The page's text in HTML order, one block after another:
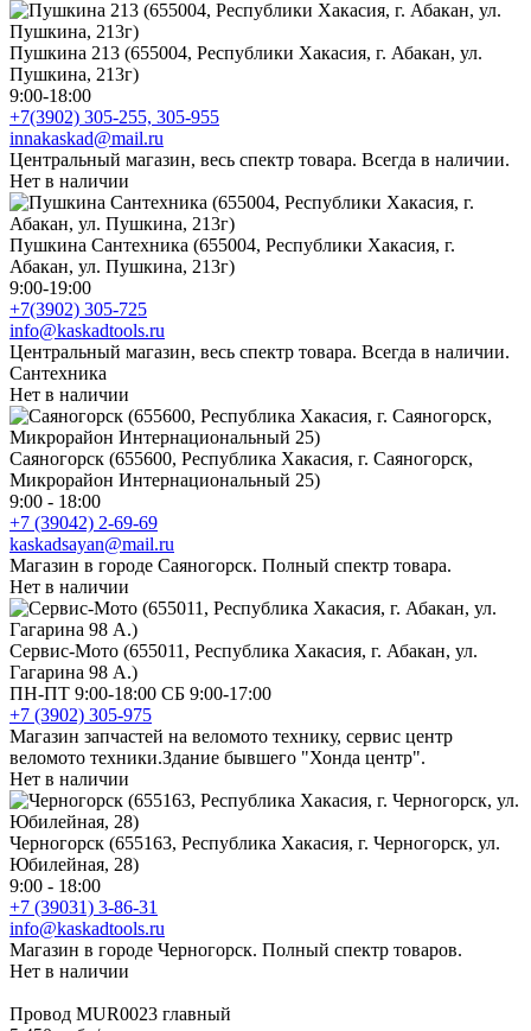
Пушкина 213 (655004, Республики Хакасия, г. Абакан, ул.
Пушкина, 213г)
9:00-18:00
+7(3902) 305-255, 305-955
innakaskad@mail.ru
Центральный магазин, весь спектр товара. Всегда в наличии.
Нет в наличии
Пушкина Сантехника (655004, Республики Хакасия, г.
Абакан, ул. Пушкина, 213г)
9:00-19:00
+7(3902) 305-725
info@kaskadtools.ru
Центральный магазин, весь спектр товара. Всегда в наличии.
Сантехника
Нет в наличии
Саяногорск (655600, Республика Хакасия, г. Саяногорск,
Микрорайон Интернациональный 25)
9:00 - 18:00
+7 (39042) 2-69-69
kaskadsayan@mail.ru
Магазин в городе Саяногорск. Полный спектр товара.
Нет в наличии
Сервис-Мото (655011, Республика Хакасия, г. Абакан, ул.
Гагарина 98 А.)
ПН-ПТ 9:00-18:00 СБ 9:00-17:00
+7 (3902) 305-975
Магазин запчастей на веломото технику, сервис центр
веломото техники.Здание бывшего "Хонда центр".
Нет в наличии
Черногорск (655163, Республика Хакасия, г. Черногорск, ул.
Юбилейная, 28)
9:00 - 18:00
+7 (39031) 3-86-31
info@kaskadtools.ru
Магазин в городе Черногорск. Полный спектр товаров.
Нет в наличии
Провод MUR0023 главный